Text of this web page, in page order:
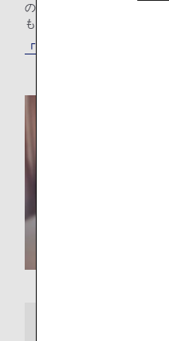
の方も、ご出張のニーズに
も、最適な「もうひとつの
「ANAワールドホテル」サ